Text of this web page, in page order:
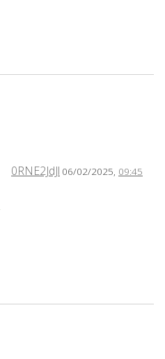
0RNE2JdJl 06/02/2025, 09:45